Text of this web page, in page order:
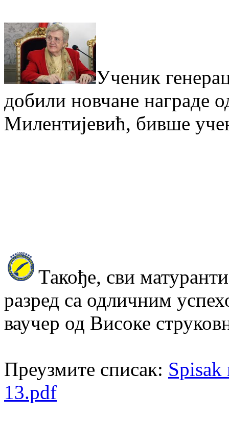
Ученик
добили новчане награде
Милентијевић, бивше
Такође, сви
разред са одличним
ваучер од Високе
Преузмите списак: Spisak
13.pdf